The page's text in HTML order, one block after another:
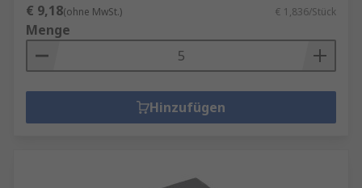
€ 9,18(ohne MwSt.) € 1,836/Stück
Menge
Hinzufügen